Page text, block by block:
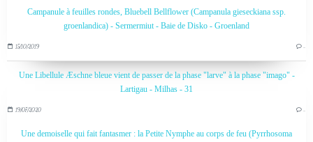
Campanule à feuilles rondes, Bluebell Bellflower (Campanula gieseckiana ssp.
groenlandica) - Sermermiut - Baie de Disko - Groenland
15/10/2019 …
Une Libellule Æschne bleue vient de passer de la phase "larve" à la phase "imago" -
Lartigau - Milhas - 31
19/07/2020 …
Une demoiselle qui fait fantasmer : la Petite Nymphe au corps de feu (Pyrrhosoma